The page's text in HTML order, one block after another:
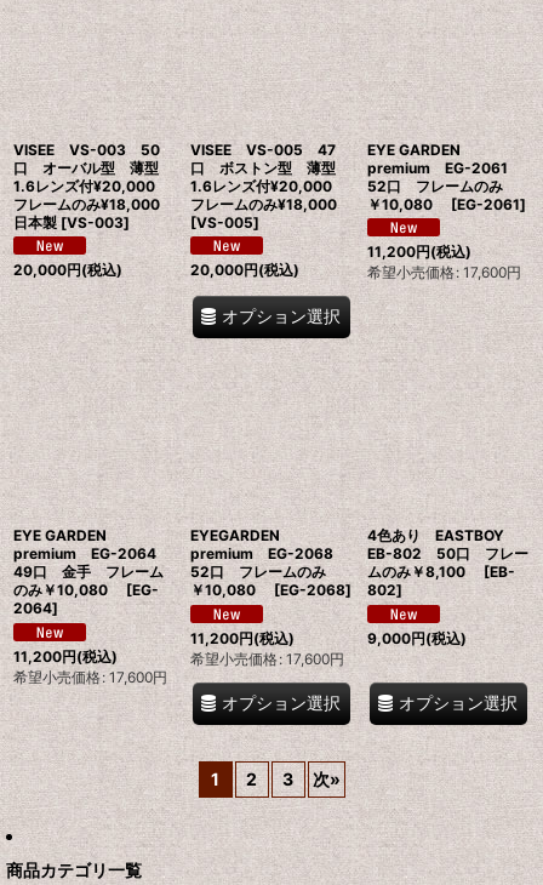
VISEE VS-003 50
口 オーバル型 薄型
1.6レンズ付¥20,000
フレームのみ¥18,000
日本製 [VS-003]
20,000円(税込)
VISEE VS-005 47
口 ボストン型 薄型
1.6レンズ付¥20,000
フレームのみ¥18,000
[VS-005]
20,000円(税込)
オプション選択
EYE GARDEN
premium EG-2061
52口 フレームのみ
￥10,080
[EG-2061]
11,200円(税込)
希望小売価格: 17,600円
EYE GARDEN
premium EG-2064
49口 金手 フレーム
のみ￥10,080
[EG-
2064]
11,200円(税込)
希望小売価格: 17,600円
EYEGARDEN
premium EG-2068
52口 フレームのみ
￥10,080
[EG-2068]
11,200円(税込)
希望小売価格: 17,600円
オプション選択
4色あり EASTBOY
EB-802 50口 フレー
ムのみ￥8,100 [EB-
802]
9,000円(税込)
オプション選択
1 2 3 次»
商品カテゴリ一覧